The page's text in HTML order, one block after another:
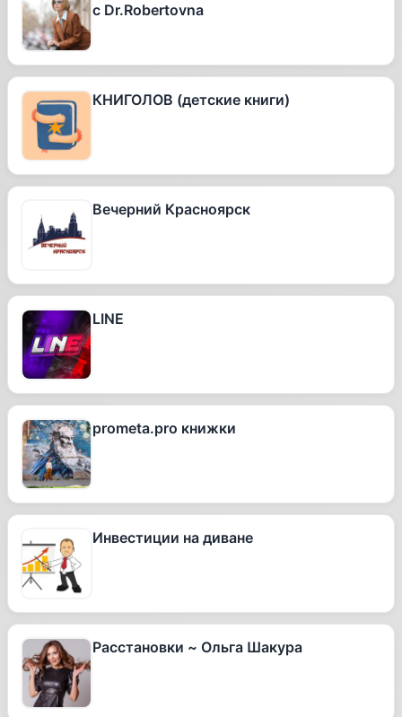
с Dr.Robertovna
КНИГОЛОВ (детские книги)
Вечерний Красноярск
LINE
prometa.pro книжки
Инвестиции на диване
Расстановки ~ Ольга Шакура